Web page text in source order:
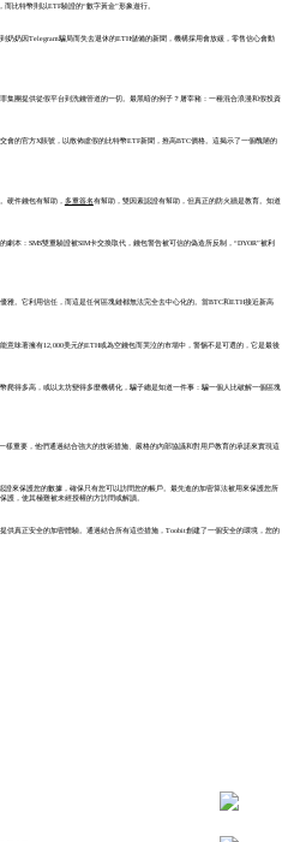
而比特幣則以ETF驗證的“數字黃金”形象遊行。
奶奶因Telegram騙局而失去退休的ETH儲備的新聞，機構採用會放緩，零售信心會動
集團提供從假平台到洗錢管道的一切。最黑暗的例子？屠宰豬：一種混合浪漫和假投資
會的官方X賬號，以散佈虛假的比特幣ETF新聞，推高BTC價格。這揭示了一個醜陋的
硬件錢包有幫助， 多重簽名有幫助，雙因素認證有幫助，但真正的防火牆是教育。知道
本：SMS雙重驗證被SIM卡交換取代，錢包警告被可信的偽造所反制，“DYOR”被利
雅。它利用信任，而這是任何區塊鏈都無法完全去中心化的。當BTC和ETH接近新高
味著擁有12,000美元的ETH或為空錢包而哭泣的市場中，警惕不是可選的，它是最後
爬得多高，或以太坊變得多麼機構化，騙子總是知道一件事：騙一個人比破解一個區塊
樣重要，他們通過結合強大的技術措施、嚴格的內部協議和對用戶教育的承諾來實現這
來保護您的數據，確保只有您可以訪問您的帳戶。最先進的加密算法被用來保護您所
護，使其極難被未經授權的方訪問或解讀。
供真正安全的加密體驗。通過結合所有這些措施，Toobit創建了一個安全的環境，您的